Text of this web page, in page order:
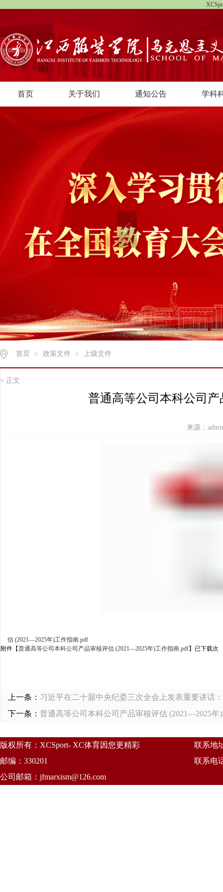
首页 关于我们 通知公告 学科
首页 > 政策文件 > 上级文件
> 正文
普通高等公司本科公司
来源：
估 (2021—2025年)工作指南.pdf
附件【普通高等公司本科公司产品审核评估 (2021—2025年)工作指南.pdf】已下载次
上一条： 习近平在二十届中央纪委三次全会上发表重要讲话
下一条： 普通高等公司本科公司产品审核评估 (2021—2025年
版权所有：XCSport- XC体育因您更精彩
联系地
邮编：330201
联系电
公司邮箱： jfmarxism@126.com